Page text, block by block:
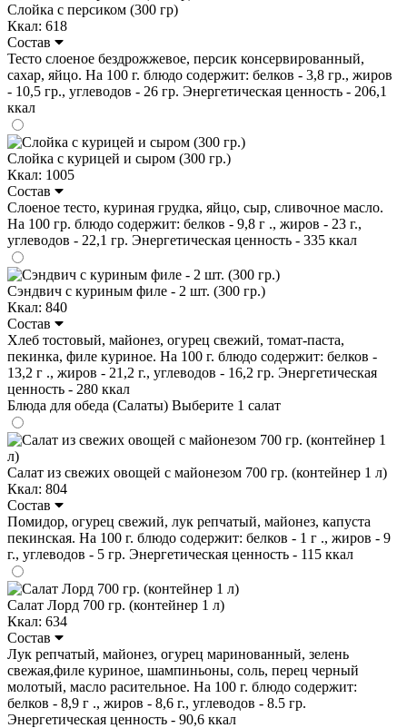
Слойка с персиком (300 гр)
Ккал: 618
Состав
Тесто слоеное бездрожжевое, персик консервированный,
сахар, яйцо. На 100 г. блюдо содержит: белков - 3,8 гр., жиров
- 10,5 гр., углеводов - 26 гр. Энергетическая ценность - 206,1
ккал
Слойка с курицей и сыром (300 гр.)
Ккал: 1005
Состав
Слоеное тесто, куриная грудка, яйцо, сыр, сливочное масло.
На 100 гр. блюдо содержит: белков - 9,8 г ., жиров - 23 г.,
углеводов - 22,1 гр. Энергетическая ценность - 335 ккал
Сэндвич с куриным филе - 2 шт. (300 гр.)
Ккал: 840
Состав
Хлеб тостовый, майонез, огурец свежий, томат-паста,
пекинка, филе куриное. На 100 г. блюдо содержит: белков -
13,2 г ., жиров - 21,2 г., углеводов - 16,2 гр. Энергетическая
ценность - 280 ккал
Блюда для обеда (Салаты) Выберите 1 салат
Салат из свежих овощей с майонезом 700 гр. (контейнер 1 л)
Ккал: 804
Состав
Помидор, огурец свежий, лук репчатый, майонез, капуста
пекинская. На 100 г. блюдо содержит: белков - 1 г ., жиров - 9
г., углеводов - 5 гр. Энергетическая ценность - 115 ккал
Салат Лорд 700 гр. (контейнер 1 л)
Ккал: 634
Состав
Лук репчатый, майонез, огурец маринованный, зелень
свежая,филе куриное, шампиньоны, соль, перец черный
молотый, масло расительное. На 100 г. блюдо содержит:
белков - 8,9 г ., жиров - 8,6 г., углеводов - 8.5 гр.
Энергетическая ценность - 90,6 ккал